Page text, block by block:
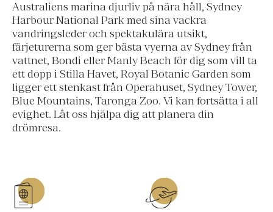
Australiens marina djurliv på nära håll, Sydney
Harbour National Park med sina vackra
vandringsleder och spektakulära utsikt,
färjeturerna som ger bästa vyerna av Sydney från
vattnet, Bondi eller Manly Beach för dig som vill ta
ett dopp i Stilla Havet, Royal Botanic Garden som
ligger ett stenkast från Operahuset, Sydney Tower,
Blue Mountains, Taronga Zoo. Vi kan fortsätta i all
evighet. Låt oss hjälpa dig att planera din
drömresa.